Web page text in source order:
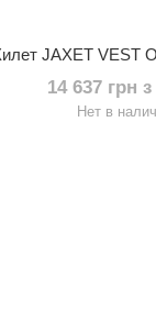
JAXET VEST
14 637 грн
Нет в